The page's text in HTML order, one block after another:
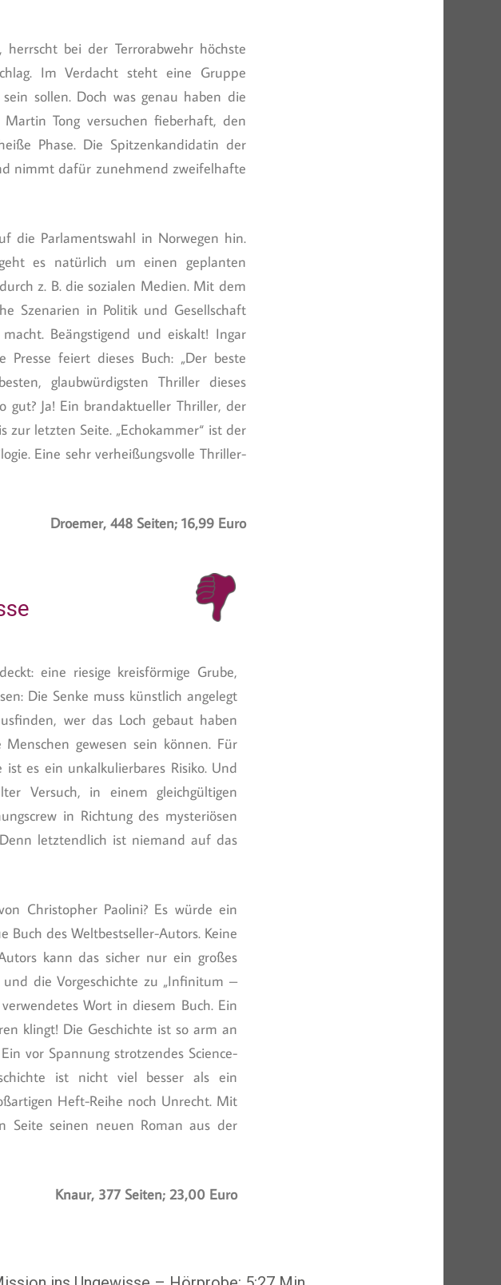
bei der Terrorabwehr höchste
Im Verdacht steht eine Gruppe
sollen. Doch was genau haben die
Tong versuchen fieberhaft, den
Phase. Die Spitzenkandidatin der
nimmt dafür zunehmend zweifelhafte
die Parlamentswahl in Norwegen hin.
es natürlich um einen geplanten
z. B. die sozialen Medien. Mit dem
Szenarien in Politik und Gesellschaft
Beängstigend und eiskalt! Ingar
Presse feiert dieses Buch: „Der beste
glaubwürdigsten Thriller dieses
gut? Ja! Ein brandaktueller Thriller, der
letzten Seite. „Echokammer“ ist der
Eine sehr verheißungsvolle Thriller-
Droemer, 448 Seiten; 16,99 Euro
eine riesige kreisförmige Grube,
Die Senke muss künstlich angelegt
wer das Loch gebaut haben
gewesen sein können. Für
es ein unkalkulierbares Risiko. Und
Versuch, in einem gleichgültigen
in Richtung des mysteriösen
letztendlich ist niemand auf das
Christopher Paolini? Es würde ein
des Weltbestseller-Autors. Keine
kann das sicher nur ein großes
und die Vorgeschichte zu „Infinitum –
Wort in diesem Buch. Ein
klingt! Die Geschichte ist so arm an
vor Spannung strotzendes Science-
ist nicht viel besser als ein
Heft-Reihe noch Unrecht. Mit
Seite seinen neuen Roman aus der
Knaur, 377 Seiten; 23,00 Euro